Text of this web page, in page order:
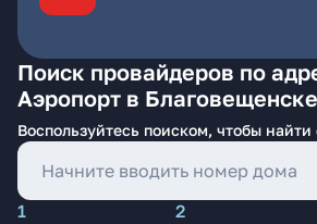
Поиск провайдеров по
Аэропорт в Благовещенске
Воспользуйтесь поиском, чтобы
1 2